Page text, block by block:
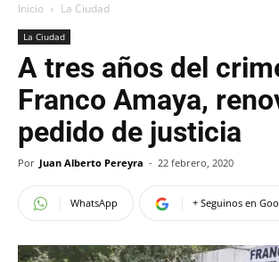
Inicio La Ciudad
La Ciudad
A tres años del
Franco Amaya,
pedido de justicia
Por Juan Alberto Pereyra - 22 febrero, 2020
WhatsApp + Seguinos en